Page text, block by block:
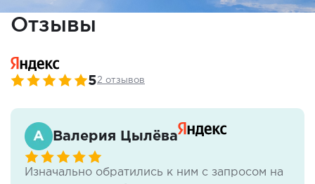
Отзывы
52 отзывов
Валерия Цылёва
Изначально обратились к ним с запросом на